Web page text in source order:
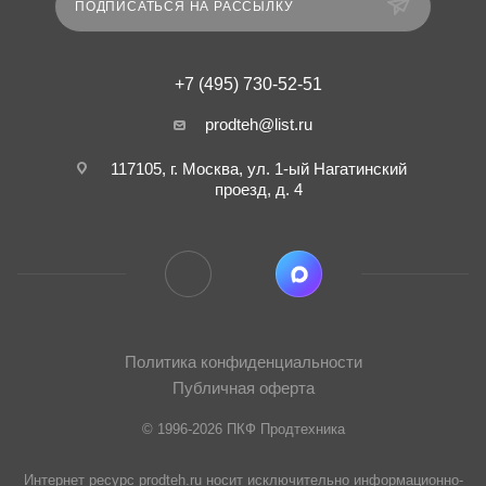
ПОДПИСАТЬСЯ НА РАССЫЛКУ
+7 (495) 730-52-51
prodteh@list.ru
117105, г. Москва, ул. 1-ый Нагатинский
проезд, д. 4
Политика конфиденциальности
Публичная оферта
© 1996-2026 ПКФ Продтехника
Интернет ресурс prodteh.ru носит исключительно информационно-